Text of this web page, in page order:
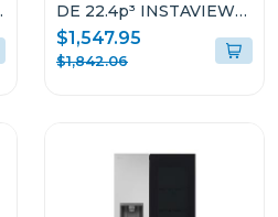
DE 22.4p³ INSTAVIEW
DOOR IN DOOR CRAFT
ICE VS25XHWC
$1,547.95
$1,842.06